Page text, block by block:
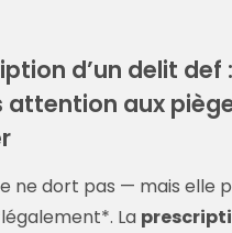
d’un delit def
attention aux
ne dort pas — mais elle
La